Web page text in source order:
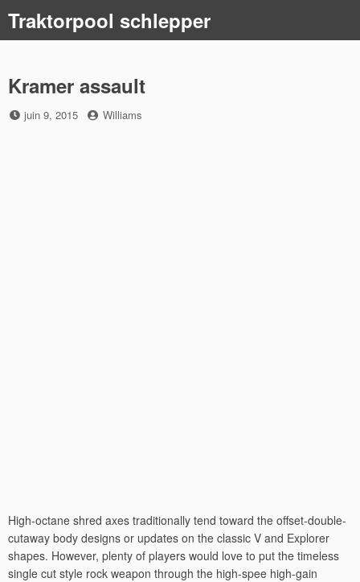
content
Traktorpool schlepper
Kramer assault
Posted
juin 9, 2015 by
Williams
High-octane shred axes traditionally tend toward the offset-double-
cutaway body designs or updates on the classic V and Explorer
shapes. However, plenty of players would love to put the timeless
single cut style rock weapon through the high-spee high-gain